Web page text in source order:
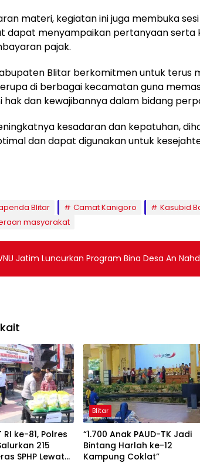
materi, kegiatan ini juga membuka
dapat menyampaikan pertanyaan serta
pajak.
Blitar berkomitmen untuk terus
di berbagai kecamatan guna
hak dan kewajibannya dalam bidang
kesadaran dan kepatuhan,
dan dapat digunakan untuk
Blitar Camat Kanigoro
Kasubid
masyarakat
Jatim Luncurkan Program Bina Desa An
RI ke-81, Polres
215
SPHP Lewat
Blitar
“1.700 Anak PAUD-TK Jadi
Bintang Harlah ke-12
Kampung Coklat”